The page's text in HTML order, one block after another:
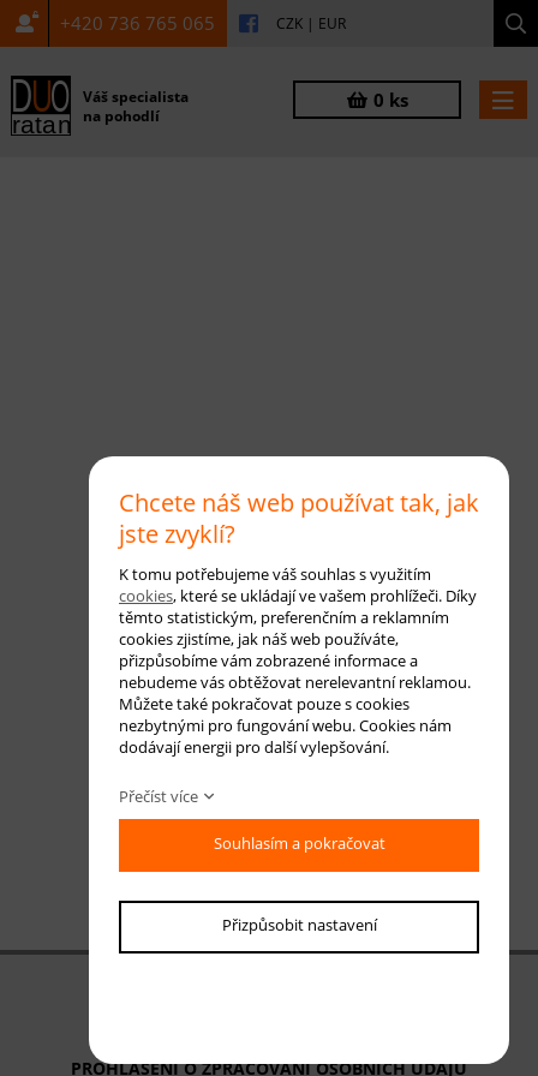
+420 736 765 065 CZK | EUR
Váš specialista
na pohodlí
0 ks
PROHLÁŠENÍ O ZPRACOVÁNÍ OSOBNÍCH ÚDAJŮ
Chcete náš web používat tak, jak
jste zvyklí?
K tomu potřebujeme váš souhlas s využitím
cookies, které se ukládají ve vašem prohlížeči. Díky
těmto statistickým, preferenčním a reklamním
cookies zjistíme, jak náš web používáte,
přizpůsobíme vám zobrazené informace a
nebudeme vás obtěžovat nerelevantní reklamou.
Můžete také pokračovat pouze s cookies
nezbytnými pro fungování webu. Cookies nám
dodávají energii pro další vylepšování.
Přečíst více
Souhlasím a pokračovat
Přizpůsobit nastavení